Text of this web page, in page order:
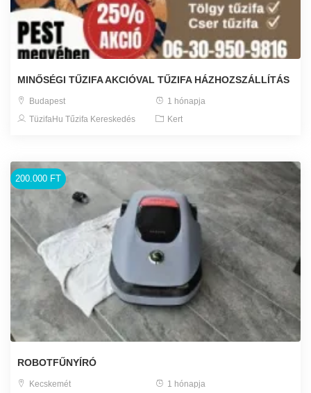
MINŐSÉGI TŰZIFA AKCIÓVAL TŰZIFA HÁZHOZSZÁLLÍTÁS
Budapest
1 hónapja
TüzifaHu Tűzifa Kereskedés
Kert
200.000 FT
ROBOTFŰNYÍRÓ
Kecskemét
1 hónapja